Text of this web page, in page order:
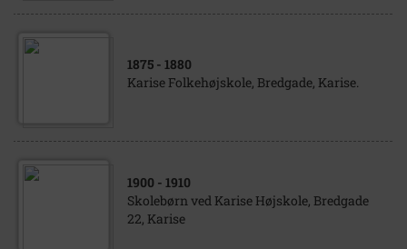
1875 - 1880
Karise Folkehøjskole, Bredgade, Karise.
1900 - 1910
Skolebørn ved Karise Højskole, Bredgade
22, Karise